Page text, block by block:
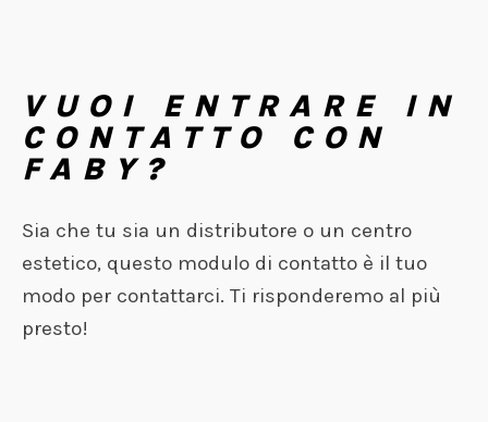
VUOI ENTRARE IN
CONTATTO CON
FABY?
Sia che tu sia un distributore o un centro
estetico, questo modulo di contatto è il tuo
modo per contattarci. Ti risponderemo al più
presto!